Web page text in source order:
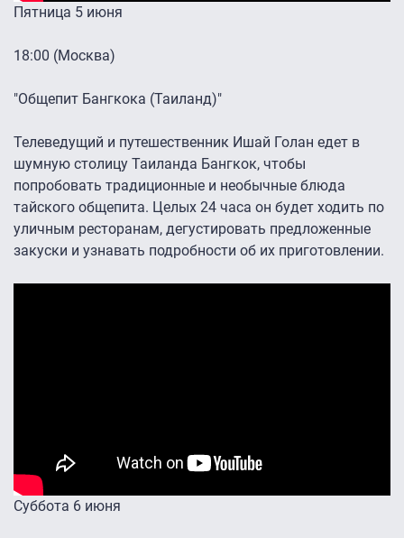
Пятница 5 июня
18:00 (Москва)
"Общепит Бангкока (Таиланд)"
Телеведущий и путешественник Ишай Голан едет в
шумную столицу Таиланда Бангкок, чтобы
попробовать традиционные и необычные блюда
тайского общепита. Целых 24 часа он будет ходить по
уличным ресторанам, дегустировать предложенные
закуски и узнавать подробности об их приготовлении.
Суббота 6 июня